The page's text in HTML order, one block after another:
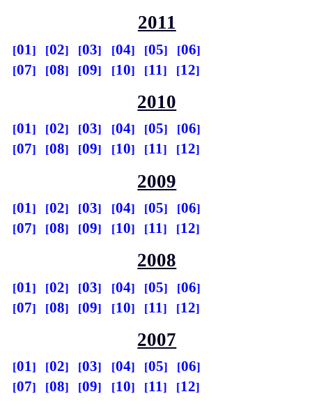
2011
01 02 03 04 05
06
07
08 09 10 11 12
2010
01 02 03 04 05
06
07
08 09 10 11 12
2009
01 02 03 04 05
06
07
08 09 10 11 12
2008
01 02 03 04 05
06
07
08 09 10 11 12
2007
01 02 03 04 05
06
07
08 09 10 11 12